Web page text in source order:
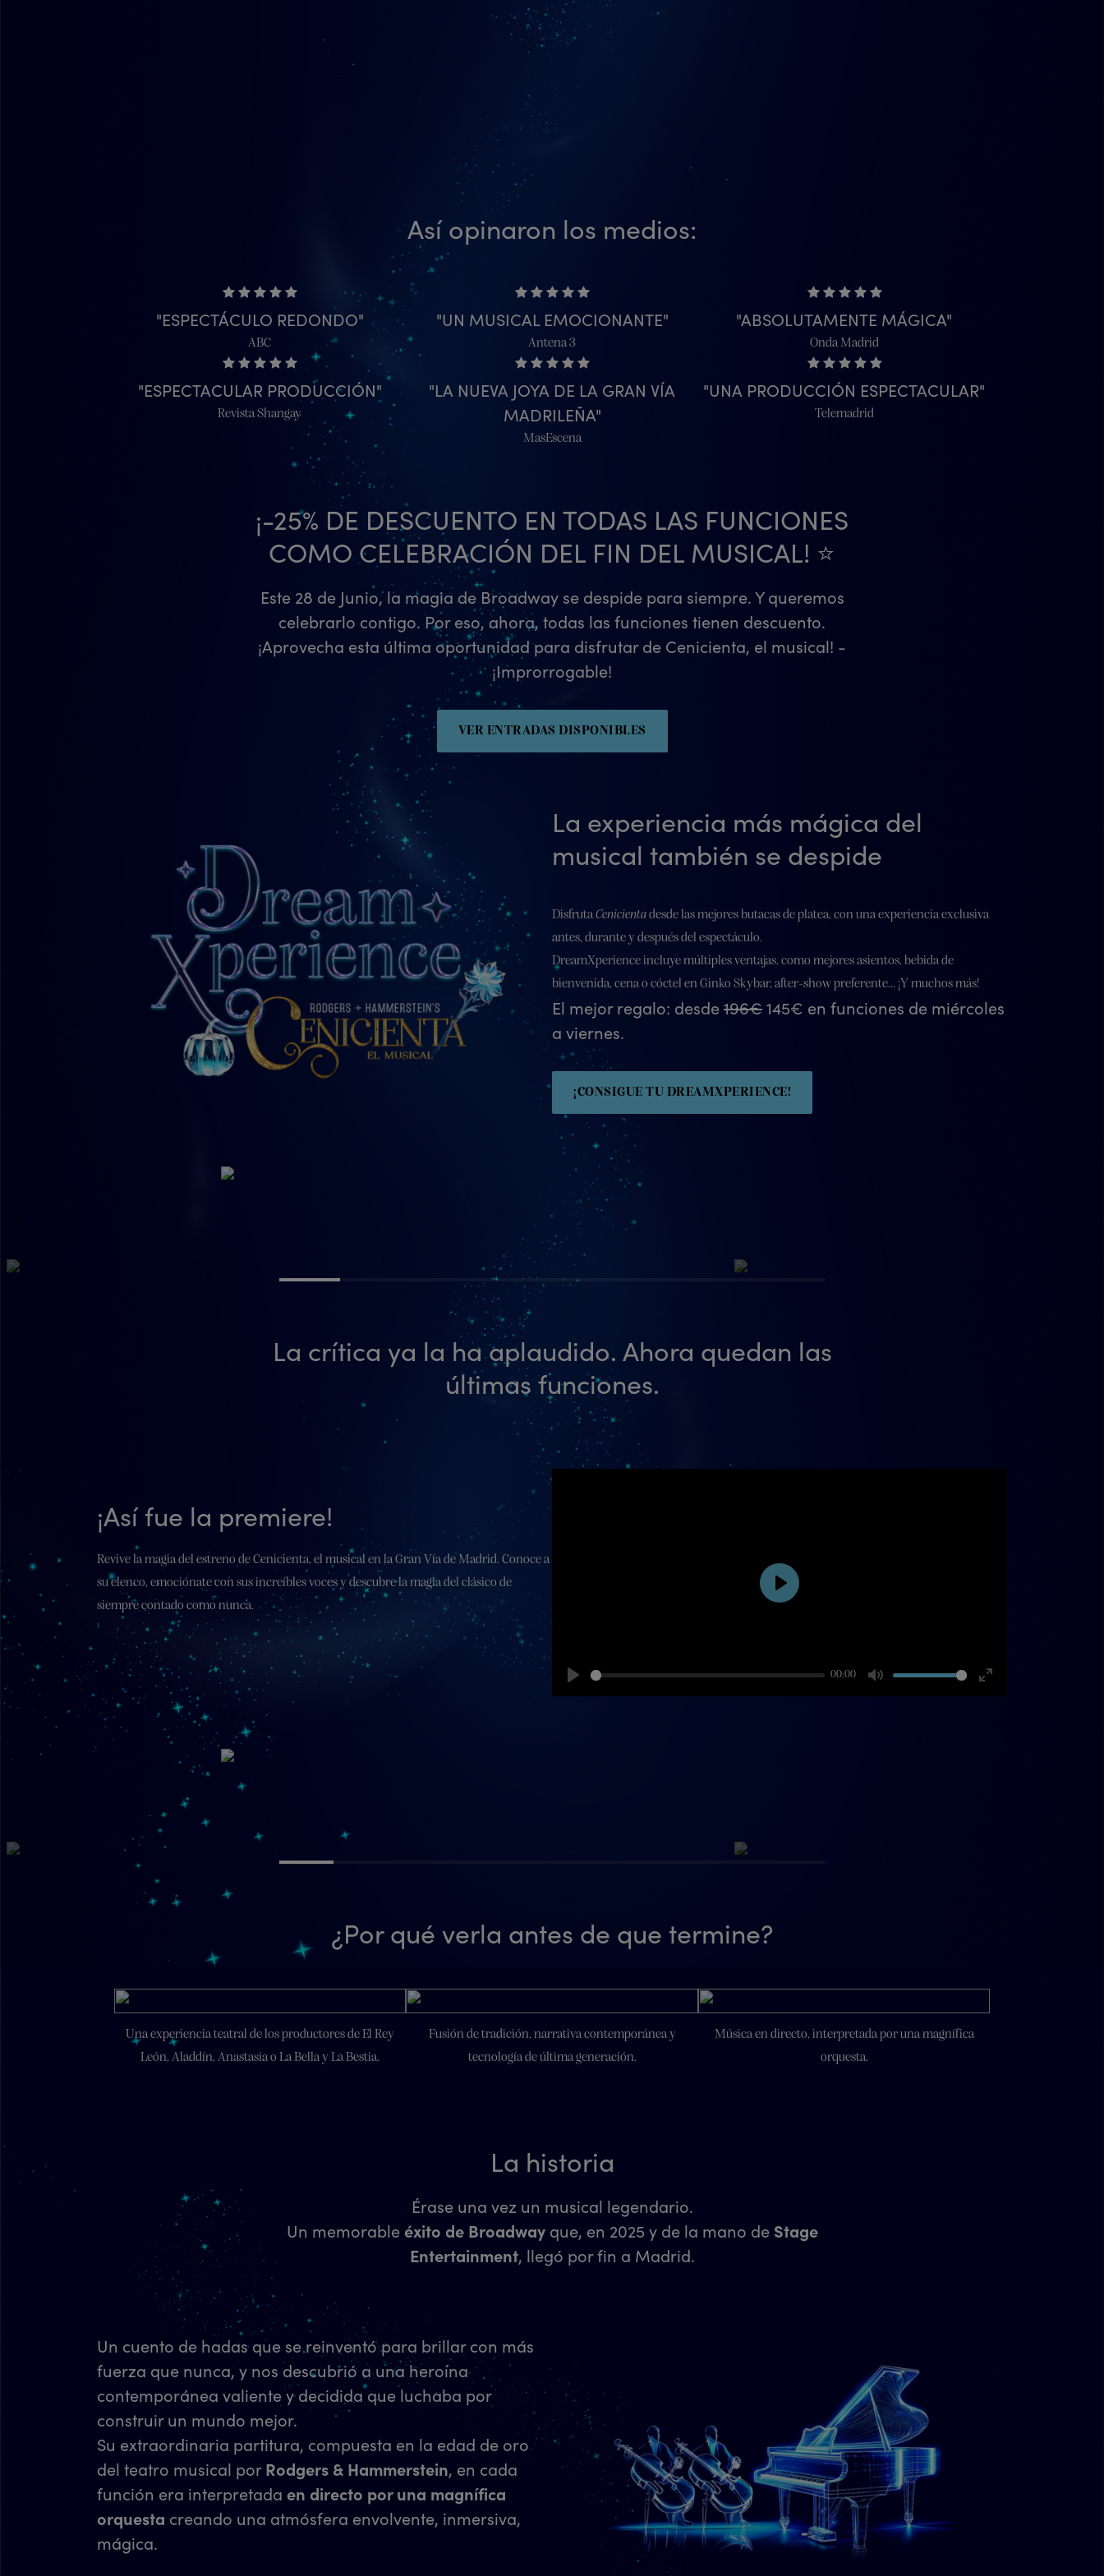
Así opinaron los medios:
ESPECTÁCULO REDONDO
ABC
UN MUSICAL EMOCIONANTE
Antena 3
ABSOLUTAMENTE MÁGICA
Onda Madrid
ESPECTACULAR PRODUCCIÓN
Revista Shangay
LA NUEVA JOYA DE LA GRAN VÍA
MADRILEÑA
MasEscena
UNA PRODUCCIÓN ESPECTACULAR
Telemadrid
¡-25% DE DESCUENTO EN TODAS LAS FUNCIONES
COMO CELEBRACIÓN DEL FIN DEL MUSICAL! ⭐
Este 28 de Junio, la magia de Broadway se despide para siempre. Y queremos
celebrarlo contigo. Por eso, ahora, todas las funciones tienen descuento.
¡Aprovecha esta última oportunidad para disfrutar de Cenicienta, el musical! -
¡Improrrogable!
VER ENTRADAS DISPONIBLES
La experiencia más mágica del
musical también se despide
DisfrutaCenicientadesde las mejores butacas de platea, con una experiencia exclusiva
antes, durante y después del espectáculo.
DreamXperience incluye múltiples ventajas, como mejores asientos, bebida de
bienvenida, cena o cóctel en Ginko Skybar, after-show preferente... ¡Y muchos más!
El mejor regalo: desde196€145€ en funciones de miércoles
a viernes.
¡CONSIGUE TU DREAMXPERIENCE!
La crítica ya la ha aplaudido. Ahora quedan las
últimas funciones.
¡Así fue la premiere!
Revive la magia del estreno de Cenicienta, el musical en la Gran Vía de Madrid. Conoce a
su elenco, emociónate con sus increíbles voces y descubre la magia del clásico de
siempre contado como nunca.
00:00
Play
¿Por qué verla antes de que termine?
Una experiencia teatral de los productores de El Rey
León, Aladdín, Anastasia o La Bella y La Bestia.
Fusión de tradición, narrativa contemporánea y
tecnología de última generación.
Música en directo, interpretada por una magnífica
orquesta.
La historia
Érase una vez un musical legendario.
Un memorable éxito de Broadwayque, en 2025 y de la mano de Stage
Entertainment, llegó por fin a Madrid.
Un cuento de hadas que se reinventó para brillar con más
fuerza que nunca, y nos descubrió a una heroína
contemporánea valiente y decidida que luchaba por
construir un mundo mejor.
Su extraordinaria partitura, compuesta en la edad de oro
del teatro musical porRodgers & Hammerstein, en cada
función era interpretada en directo por una magnífica
orquesta creando una atmósfera envolvente, inmersiva,
mágica.